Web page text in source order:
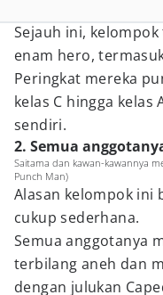
Sejauh ini,
enam hero,
Peringkat mereka
kelas C hingga
sendiri.
2. Semua
Saitama dan kawan-kawannya
Punch Man)
Alasan kelompok ini
cukup sederhana.
Semua anggotanya
terbilang aneh dan
dengan julukan